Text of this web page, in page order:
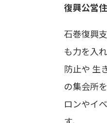
復興公営
石巻復興
も力を入
防止や 生
の集会所
ロンやイ